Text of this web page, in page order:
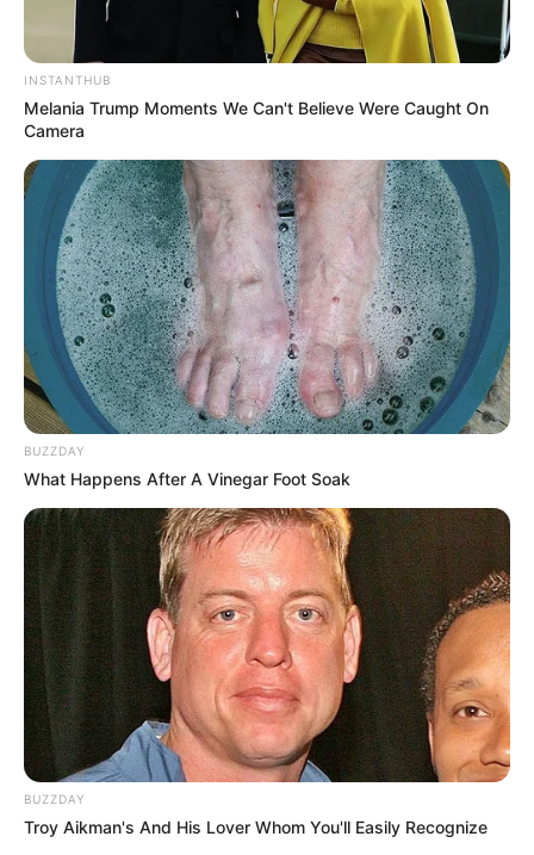
INSTANTHUB
Melania Trump Moments We Can't Believe Were Caught On
Camera
BUZZDAY
What Happens After A Vinegar Foot Soak
BUZZDAY
Troy Aikman's And His Lover Whom You'll Easily Recognize